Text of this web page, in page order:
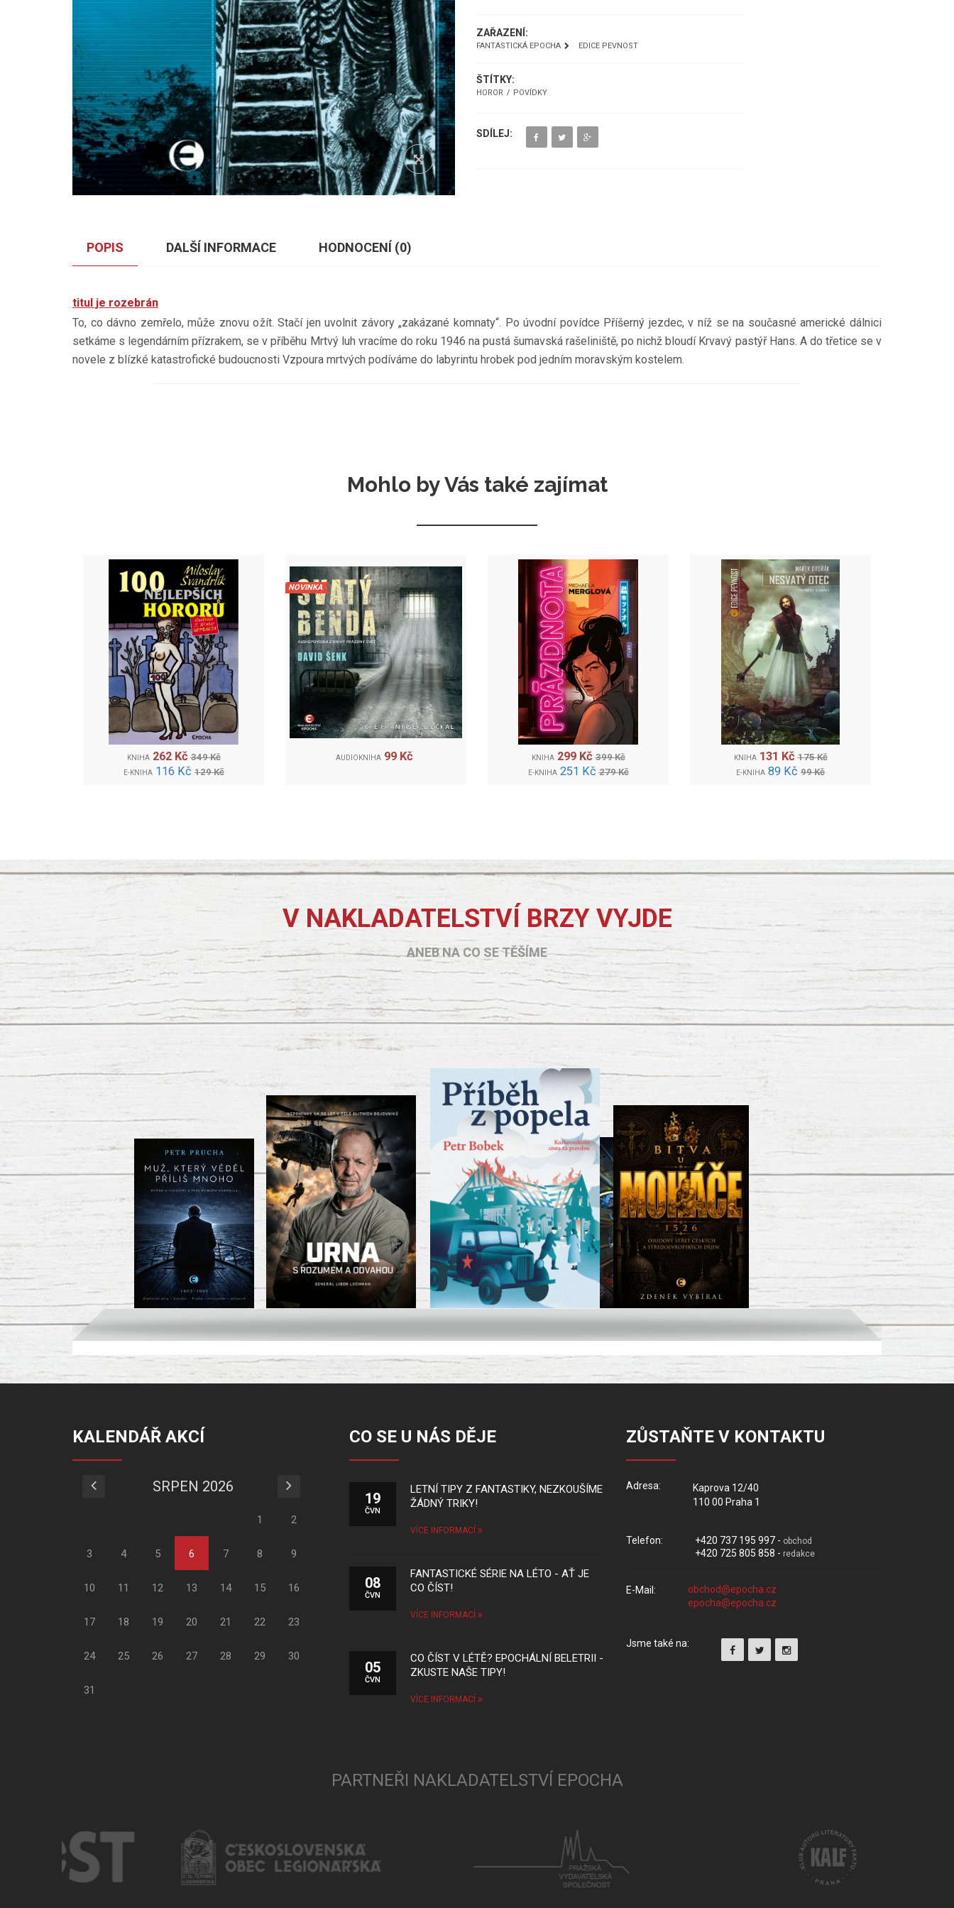
ZAŘAZENÍ:
FANTASTICKÁ EPOCHA EDICE PEVNOST
ŠTÍTKY:
HOROR POVÍDKY
SDÍLEJ:
POPIS DALŠÍ INFORMACE HODNOCENÍ (0)
titul je rozebrán
To, co dávno zemřelo, může znovu ožít. Stačí jen uvolnit závory „zakázané komnaty“. Po úvodní povídce Příšerný jezdec, v níž se na současné americké dálnici
setkáme s legendárním přízrakem, se v příběhu Mrtvý luh vracíme do roku 1946 na pustá šumavská rašeliniště, po nichž bloudí Krvavý pastýř Hans. A do třetice se v
novele z blízké katastrofické budoucnosti Vzpoura mrtvých podíváme do labyrintu hrobek pod jedním moravským kostelem.
Mohlo by Vás také zajímat
KNIHA 262 Kč 349 Kč
E-KNIHA 116 Kč 129 Kč
NOVINKA
AUDIOKNIHA 99 Kč KNIHA 299 Kč 399 Kč
E-KNIHA 251 Kč 279 Kč
KNIHA 131 Kč 175 Kč
E-KNIHA 89 Kč 99 Kč
V NAKLADATELSTVÍ BRZY VYJDE
ANEB NA CO SE TĚŠÍME
KALENDÁŘ AKCÍ
SRPEN 2026
1 2
3 4 5 6 7 8 9
10 11 12 13 14 15 16
17 18 19 20 21 22 23
24 25 26 27 28 29 30
31
CO SE U NÁS DĚJE
19
ČVN
LETNÍ TIPY Z FANTASTIKY, NEZKOUŠÍME
ŽÁDNÝ TRIKY!
VÍCE INFORMACÍ
08
ČVN
FANTASTICKÉ SÉRIE NA LÉTO - AŤ JE
CO ČÍST!
VÍCE INFORMACÍ
05
ČVN
CO ČÍST V LÉTĚ? EPOCHÁLNÍ BELETRII -
ZKUSTE NAŠE TIPY!
VÍCE INFORMACÍ
ZŮSTAŇTE V KONTAKTU
Adresa:
Kaprova 12/40
110 00 Praha 1
Telefon: +420 737 195 997 - obchod
+420 725 805 858 - redakce
E-Mail:
Jsme také na:
PARTNEŘI NAKLADATELSTVÍ EPOCHA